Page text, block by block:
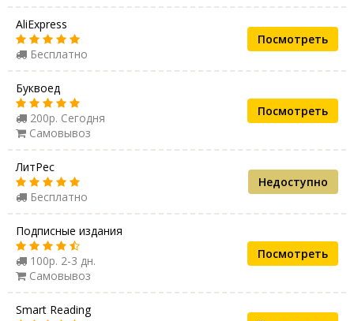
AliExpress
Бесплатно
Посмотреть
Буквоед
200р. Сегодня
Самовывоз
Посмотреть
ЛитРес
Бесплатно
Недоступно
Подписные издания
100р. 2-3 дн.
Самовывоз
Посмотреть
Smart Reading